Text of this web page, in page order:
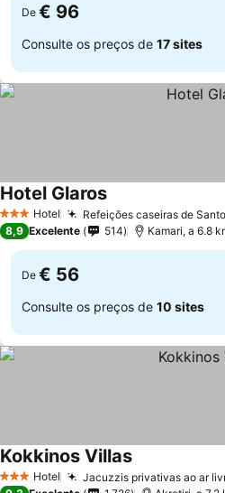
De € 96
Consulte os preços de 17 sites
3 EstrelasHotel Refeições caseiras de
Hotel Glaros
8,9 Excelente 514 Kamari, a 6.8
De € 56
Consulte os preços de 10 sites
3 EstrelasHotel Jacuzzis privativas ao ar
Kokkinos Villas